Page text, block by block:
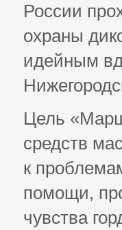
России
охраны
идейным
Цель
средств
к
помощи,
чувства